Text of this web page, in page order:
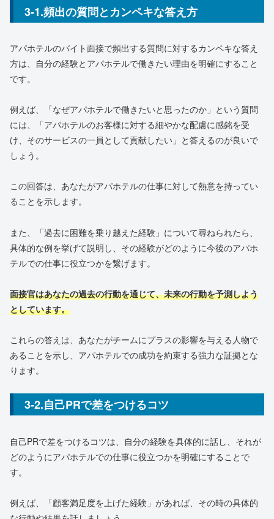
3-1.頻出の質問とカンペキな答え方
アパホテルのバイト面接で頻出する質問に対するカンペキな答え
方は、自分の経験とアパホテルで働きたい理由を明確にすること
です。
例えば、「なぜアパホテルで働きたいと思ったのか」という質問
には、「アパホテルのお客様に対する細やかな配慮に感銘を受
け、そのサービスの一員として貢献したい」と答えるのが良いで
しょう。
この回答は、あなたがアパホテルの仕事に対して熱意を持ってい
ることを示します。
また、「過去に困難を乗り越えた経験」について尋ねられたら、
具体的な例を挙げて説明し、その経験がどのように今後のアパホ
テルでの仕事に役立つかを繋げます。
面接官はあなたの過去の行動を通じて、未来の行動を予測しよう
としています。
これらの答えは、あなたがチームにプラスの影響を与える人物で
あることを示し、アパホテルでの成功を約束する強力な証拠とな
ります。
3-2.自己PRで差をつけるコツ
自己PRで差をつけるコツは、自分の経験を具体的に話し、それが
どのようにアパホテルでの仕事に役立つかを明確にすることで
す。
例えば、「顧客満足度を上げた経験」があれば、その時の具体的